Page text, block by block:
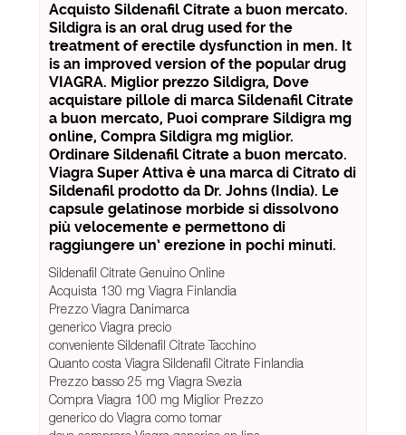
Acquisto Sildenafil Citrate a buon mercato.
Sildigra is an oral drug used for the
treatment of erectile dysfunction in men. It
is an improved version of the popular drug
VIAGRA. Miglior prezzo Sildigra, Dove
acquistare pillole di marca Sildenafil Citrate
a buon mercato, Puoi comprare Sildigra mg
online, Compra Sildigra mg miglior.
Ordinare Sildenafil Citrate a buon mercato.
Viagra Super Attiva è una marca di Citrato di
Sildenafil prodotto da Dr. Johns (India). Le
capsule gelatinose morbide si dissolvono
più velocemente e permettono di
raggiungere un’ erezione in pochi minuti.
Sildenafil Citrate Genuino Online
Acquista 130 mg Viagra Finlandia
Prezzo Viagra Danimarca
generico Viagra precio
conveniente Sildenafil Citrate Tacchino
Quanto costa Viagra Sildenafil Citrate Finlandia
Prezzo basso 25 mg Viagra Svezia
Compra Viagra 100 mg Miglior Prezzo
generico do Viagra como tomar